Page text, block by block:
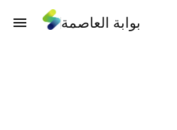
بوابة العاصمة